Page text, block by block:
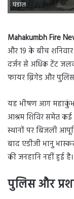
पंडाल
Mahakumbh Fire
और 19 के बीच
दर्जन से अधिक टेंट
फायर ब्रिगेड और
यह भीषण आग
आश्रम शिविर समेत
स्थानों पर बिजली
बाद एडीजी भानु
की जनहानि नहीं हुई है।
पुलिस और